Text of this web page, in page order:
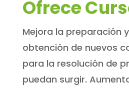
Ofrece
Mejora la preparación
obtención de nuevos
para la resolución de
puedan surgir.